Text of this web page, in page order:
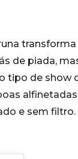
de piada,
tipo de show
e sem